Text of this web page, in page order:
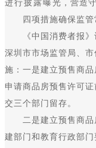
进行披露曝光，营造
四项措施确保监管
《中国消费者报》记
深圳市市场监管局、
施：一是建立预售商
申请商品房预售许可
交三个部门留存。
二是建立预售商品
建部门和教育行政部